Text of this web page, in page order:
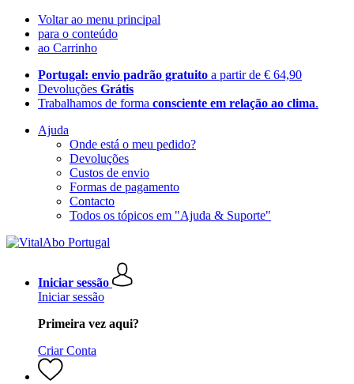
Voltar ao menu principal
para o conteúdo
ao Carrinho
Portugal: envio padrão gratuito a partir de € 64,90
Devoluções Grátis
Trabalhamos de forma consciente em relação ao clima.
Ajuda
Onde está o meu pedido?
Devoluções
Custos de envio
Formas de pagamento
Contacto
Todos os tópicos em "Ajuda & Suporte"
Iniciar sessão
Iniciar sessão
Primeira vez aqui?
Criar Conta